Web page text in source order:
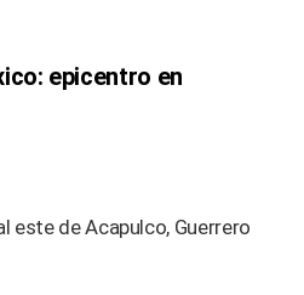
epicentro en
este de Acapulco, Guerrero